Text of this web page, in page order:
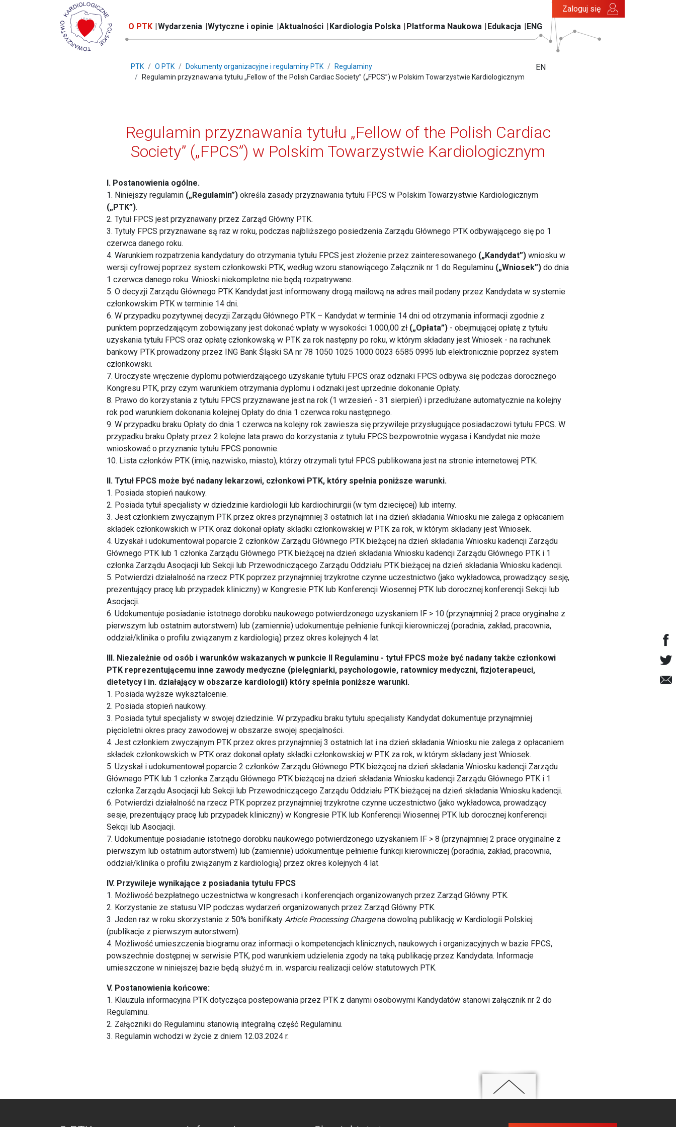
O PTK Wydarzenia Wytyczne i opinie Aktualności Kardiologia Polska Platforma Naukowa Edukacja ENG
Zaloguj się
PTK O PTK Dokumenty organizacyjne i regulaminy PTK
Regulaminy
Regulamin przyznawania tytułu „Fellow of the Polish Cardiac Society” („FPCS”) w Polskim Towarzystwie Kardiologicznym
EN
Regulamin przyznawania tytułu „Fellow of the Polish Cardiac
Society” („FPCS”) w Polskim Towarzystwie Kardiologicznym
I. Postanowienia ogólne.
1. Niniejszy regulamin („Regulamin”) określa zasady przyznawania tytułu FPCS w Polskim Towarzystwie Kardiologicznym
(„PTK”).
2. Tytuł FPCS jest przyznawany przez Zarząd Główny PTK.
3. Tytuły FPCS przyznawane są raz w roku, podczas najbliższego posiedzenia Zarządu Głównego PTK odbywającego się po 1
czerwca danego roku.
4. Warunkiem rozpatrzenia kandydatury do otrzymania tytułu FPCS jest złożenie przez zainteresowanego („Kandydat”) wniosku w
wersji cyfrowej poprzez system członkowski PTK, według wzoru stanowiącego Załącznik nr 1 do Regulaminu („Wniosek”) do dnia
1 czerwca danego roku. Wnioski niekompletne nie będą rozpatrywane.
5. O decyzji Zarządu Głównego PTK Kandydat jest informowany drogą mailową na adres mail podany przez Kandydata w systemie
członkowskim PTK w terminie 14 dni.
6. W przypadku pozytywnej decyzji Zarządu Głównego PTK – Kandydat w terminie 14 dni od otrzymania informacji zgodnie z
punktem poprzedzającym zobowiązany jest dokonać wpłaty w wysokości 1.000,00 zł („Opłata”) - obejmującej opłatę z tytułu
uzyskania tytułu FPCS oraz opłatę członkowską w PTK za rok następny po roku, w którym składany jest Wniosek - na rachunek
bankowy PTK prowadzony przez ING Bank Śląski SA nr 78 1050 1025 1000 0023 6585 0995 lub elektronicznie poprzez system
członkowski.
7. Uroczyste wręczenie dyplomu potwierdzającego uzyskanie tytułu FPCS oraz odznaki FPCS odbywa się podczas dorocznego
Kongresu PTK, przy czym warunkiem otrzymania dyplomu i odznaki jest uprzednie dokonanie Opłaty.
8. Prawo do korzystania z tytułu FPCS przyznawane jest na rok (1 wrzesień - 31 sierpień) i przedłużane automatycznie na kolejny
rok pod warunkiem dokonania kolejnej Opłaty do dnia 1 czerwca roku następnego.
9. W przypadku braku Opłaty do dnia 1 czerwca na kolejny rok zawiesza się przywileje przysługujące posiadaczowi tytułu FPCS. W
przypadku braku Opłaty przez 2 kolejne lata prawo do korzystania z tytułu FPCS bezpowrotnie wygasa i Kandydat nie może
wnioskować o przyznanie tytułu FPCS ponownie.
10. Lista członków PTK (imię, nazwisko, miasto), którzy otrzymali tytuł FPCS publikowana jest na stronie internetowej PTK.
II. Tytuł FPCS może być nadany lekarzowi, członkowi PTK, który spełnia poniższe warunki.
1. Posiada stopień naukowy.
2. Posiada tytuł specjalisty w dziedzinie kardiologii lub kardiochirurgii (w tym dziecięcej) lub interny.
3. Jest członkiem zwyczajnym PTK przez okres przynajmniej 3 ostatnich lat i na dzień składania Wniosku nie zalega z opłacaniem
składek członkowskich w PTK oraz dokonał opłaty składki członkowskiej w PTK za rok, w którym składany jest Wniosek.
4. Uzyskał i udokumentował poparcie 2 członków Zarządu Głównego PTK bieżącej na dzień składania Wniosku kadencji Zarządu
Głównego PTK lub 1 członka Zarządu Głównego PTK bieżącej na dzień składania Wniosku kadencji Zarządu Głównego PTK i 1
członka Zarządu Asocjacji lub Sekcji lub Przewodniczącego Zarządu Oddziału PTK bieżącej na dzień składania Wniosku kadencji.
5. Potwierdzi działalność na rzecz PTK poprzez przynajmniej trzykrotne czynne uczestnictwo (jako wykładowca, prowadzący sesję,
prezentujący pracę lub przypadek kliniczny) w Kongresie PTK lub Konferencji Wiosennej PTK lub dorocznej konferencji Sekcji lub
Asocjacji.
6. Udokumentuje posiadanie istotnego dorobku naukowego potwierdzonego uzyskaniem IF > 10 (przynajmniej 2 prace oryginalne z
pierwszym lub ostatnim autorstwem) lub (zamiennie) udokumentuje pełnienie funkcji kierowniczej (poradnia, zakład, pracownia,
oddział/klinika o profilu związanym z kardiologią) przez okres kolejnych 4 lat.
III. Niezależnie od osób i warunków wskazanych w punkcie II Regulaminu - tytuł FPCS może być nadany także członkowi
PTK reprezentującemu inne zawody medyczne (pielęgniarki, psychologowie, ratownicy medyczni, fizjoterapeuci,
dietetycy i in. działający w obszarze kardiologii) który spełnia poniższe warunki.
1. Posiada wyższe wykształcenie.
2. Posiada stopień naukowy.
3. Posiada tytuł specjalisty w swojej dziedzinie. W przypadku braku tytułu specjalisty Kandydat dokumentuje przynajmniej
pięcioletni okres pracy zawodowej w obszarze swojej specjalności.
4. Jest członkiem zwyczajnym PTK przez okres przynajmniej 3 ostatnich lat i na dzień składania Wniosku nie zalega z opłacaniem
składek członkowskich w PTK oraz dokonał opłaty składki członkowskiej w PTK za rok, w którym składany jest Wniosek.
5. Uzyskał i udokumentował poparcie 2 członków Zarządu Głównego PTK bieżącej na dzień składania Wniosku kadencji Zarządu
Głównego PTK lub 1 członka Zarządu Głównego PTK bieżącej na dzień składania Wniosku kadencji Zarządu Głównego PTK i 1
członka Zarządu Asocjacji lub Sekcji lub Przewodniczącego Zarządu Oddziału PTK bieżącej na dzień składania Wniosku kadencji.
6. Potwierdzi działalność na rzecz PTK poprzez przynajmniej trzykrotne czynne uczestnictwo (jako wykładowca, prowadzący
sesje, prezentujący pracę lub przypadek kliniczny) w Kongresie PTK lub Konferencji Wiosennej PTK lub dorocznej konferencji
Sekcji lub Asocjacji.
7. Udokumentuje posiadanie istotnego dorobku naukowego potwierdzonego uzyskaniem IF > 8 (przynajmniej 2 prace oryginalne z
pierwszym lub ostatnim autorstwem) lub (zamiennie) udokumentuje pełnienie funkcji kierowniczej (poradnia, zakład, pracownia,
oddział/klinika o profilu związanym z kardiologią) przez okres kolejnych 4 lat.
IV. Przywileje wynikające z posiadania tytułu FPCS
1. Możliwość bezpłatnego uczestnictwa w kongresach i konferencjach organizowanych przez Zarząd Główny PTK.
2. Korzystanie ze statusu VIP podczas wydarzeń organizowanych przez Zarząd Główny PTK.
3. Jeden raz w roku skorzystanie z 50% bonifikaty Article Processing Chargena dowolną publikację w Kardiologii Polskiej
(publikacje z pierwszym autorstwem).
4. Możliwość umieszczenia biogramu oraz informacji o kompetencjach klinicznych, naukowych i organizacyjnych w bazie FPCS,
powszechnie dostępnej w serwisie PTK, pod warunkiem udzielenia zgody na taką publikację przez Kandydata. Informacje
umieszczone w niniejszej bazie będą służyć m. in. wsparciu realizacji celów statutowych PTK.
V. Postanowienia końcowe:
1. Klauzula informacyjna PTK dotycząca postepowania przez PTK z danymi osobowymi Kandydatów stanowi załącznik nr 2 do
Regulaminu.
2. Załączniki do Regulaminu stanowią integralną część Regulaminu.
3. Regulamin wchodzi w życie z dniem 12.03.2024 r.